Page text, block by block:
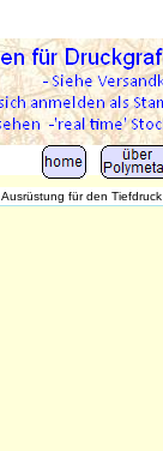
Ausrüstung für den Tiefdruck